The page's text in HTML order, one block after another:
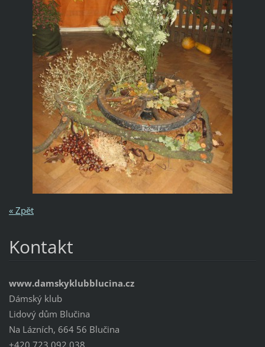
« Zpět
Kontakt
www.damskyklubblucina.cz
Dámský klub
Lidový dům Blučina
Na Lázních, 664 56 Blučina
+420 723 092 038